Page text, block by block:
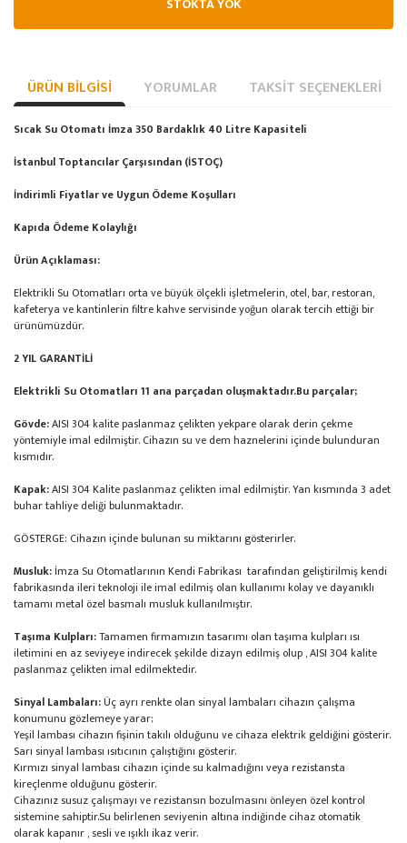
ÜRÜN BILGISI YORUMLAR TAKSIT SEÇENEKLERI
Sıcak Su Otomatı İmza 350 Bardaklık 40 Litre Kapasiteli
İstanbul Toptancılar Çarşısından (İSTOÇ)
İndirimli Fiyatlar ve Uygun Ödeme Koşulları
Kapıda Ödeme Kolaylığı
Ürün Açıklaması:
Elektrikli Su Otomatları orta ve büyük ölçekli işletmelerin, otel, bar, restoran,
kafeterya ve kantinlerin filtre kahve servisinde yoğun olarak tercih ettiği bir
ürünümüzdür.
2 YIL GARANTİLİ
Elektrikli Su Otomatları 11 ana parçadan oluşmaktadır.Bu parçalar;
Gövde:AISI 304 kalite paslanmaz çelikten yekpare olarak derin çekme
yöntemiyle imal edilmiştir. Cihazın su ve dem haznelerini içinde bulunduran
kısmıdır.
Kapak:AISI 304 Kalite paslanmaz çelikten imal edilmiştir. Yan kısmında 3 adet
buhar tahliye deliği bulunmaktadır.
GÖSTERGE: Cihazın içinde bulunan su miktarını gösterirler.
Musluk: İmza Su Otomatlarının Kendi Fabrikası tarafından geliştirilmiş kendi
fabrikasında ileri teknoloji ile imal edilmiş olan kullanımı kolay ve dayanıklı
tamamı metal özel basmalı musluk kullanılmıştır.
Taşıma Kulpları:Tamamen firmamızın tasarımı olan taşıma kulpları ısı
iletimini en az seviyeye indirecek şekilde dizayn edilmiş olup , AISI 304 kalite
paslanmaz çelikten imal edilmektedir.
Sinyal Lambaları:Üç ayrı renkte olan sinyal lambaları cihazın çalışma
konumunu gözlemeye yarar;
Yeşil lambası cihazın fişinin takılı olduğunu ve cihaza elektrik geldiğini gösterir.
Sarı sinyal lambası ısıtıcının çalıştığını gösterir.
Kırmızı sinyal lambası cihazın içinde su kalmadığını veya rezistansta
kireçlenme olduğunu gösterir.
Cihazınız susuz çalışmayı ve rezistansın bozulmasını önleyen özel kontrol
sistemine sahiptir.Su belirlenen seviyenin altına indiğinde cihaz otomatik
olarak kapanır , sesli ve ışıklı ikaz verir.